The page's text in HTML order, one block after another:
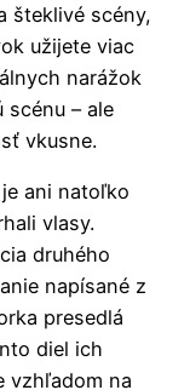
šteklivé scény,
užijete viac
narážok
– ale
vkusne.
ani natoľko
vlasy.
druhého
napísané z
presedlá
diel ich
vzhľadom na